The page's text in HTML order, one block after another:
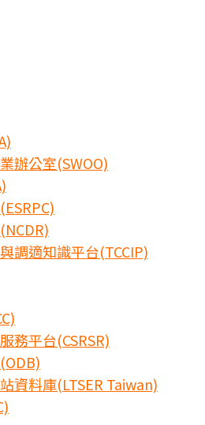
辦公室(SWOO)
調適知識平台(TCCIP)
務平台(CSRSR)
資料庫(LTSER Taiwan)